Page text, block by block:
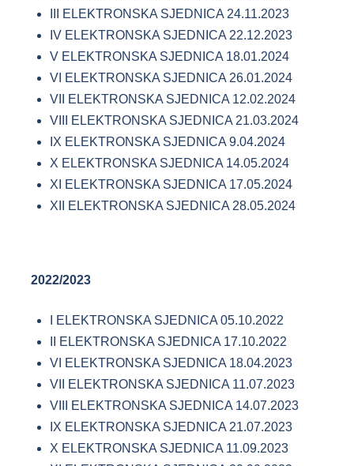
III ELEKTRONSKA SJEDNICA 24.11.2023
IV ELEKTRONSKA SJEDNICA 22.12.2023
V ELEKTRONSKA SJEDNICA 18.01.2024
VI ELEKTRONSKA SJEDNICA 26.01.2024
VII ELEKTRONSKA SJEDNICA 12.02.2024
VIII ELEKTRONSKA SJEDNICA 21.03.2024
IX ELEKTRONSKA SJEDNICA 9.04.2024
X ELEKTRONSKA SJEDNICA 14.05.2024
XI ELEKTRONSKA SJEDNICA 17.05.2024
XII ELEKTRONSKA SJEDNICA 28.05.2024
2022/2023
I ELEKTRONSKA SJEDNICA 05.10.2022
II ELEKTRONSKA SJEDNICA 17.10.2022
VI ELEKTRONSKA SJEDNICA 18.04.2023
VII ELEKTRONSKA SJEDNICA 11.07.2023
VIII ELEKTRONSKA SJEDNICA 14.07.2023
IX ELEKTRONSKA SJEDNICA 21.07.2023
X ELEKTRONSKA SJEDNICA 11.09.2023